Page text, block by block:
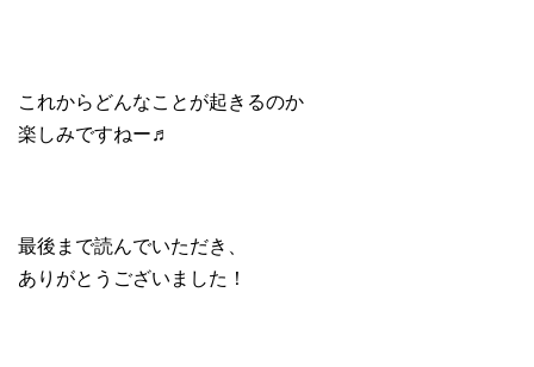
これからどんなことが起きるのか
楽しみですねー♬
最後まで読んでいただき、
ありがとうございました！